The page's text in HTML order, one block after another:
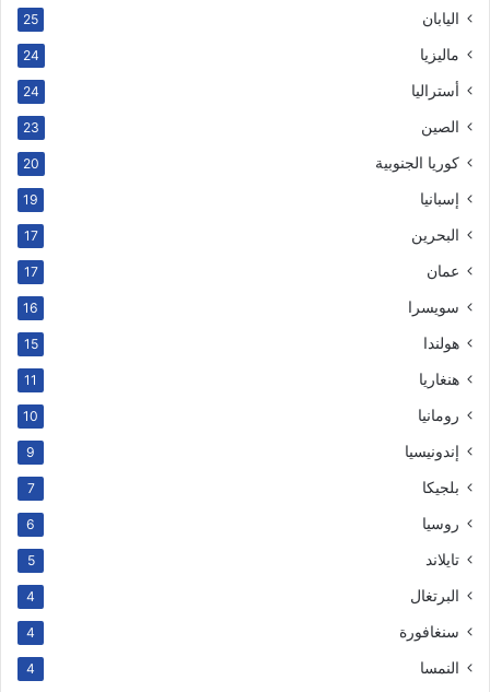
اليابان 25
ماليزيا 24
أستراليا 24
الصين 23
كوريا الجنوبية 20
إسبانيا 19
البحرين 17
عمان 17
سويسرا 16
هولندا 15
هنغاريا 11
رومانيا 10
إندونيسيا 9
بلجيكا 7
روسيا 6
تايلاند 5
البرتغال 4
سنغافورة 4
النمسا 4